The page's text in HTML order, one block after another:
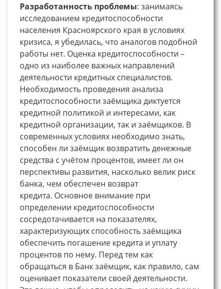
Разработанность проблемы: занимаясь
исследованием кредитоспособности
населения Красноярского края в условиях
кризиса, я убедилась, что аналогов подобной
работы нет. Оценка кредитоспособности –
одно из наиболее важных направлений
деятельности кредитных специалистов.
Необходимость проведения анализа
кредитоспособности заёмщика диктуется
кредитной политикой и интересами, как
кредитной организации, так и заёмщиков. В
современных условиях необходимо знать,
способен ли заёмщик возвратить денежные
средства с учётом процентов, имеет ли он
перспективы развития, насколько велик риск
банка, чем обеспечен возврат
кредита. Основное внимание при
определении кредитоспособности
сосредотачивается на показателях,
характеризующих способность заёмщика
обеспечить погашение кредита и уплату
процентов по нему. Перед тем как
обращаться в Банк заёмщик, как правило, сам
оценивает показатели своей деятельности.